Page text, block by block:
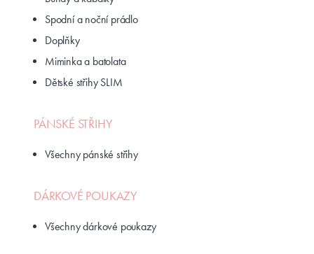
Spodní a noční prádlo
Doplňky
Miminka a batolata
Dětské střihy SLIM
PÁNSKÉ STŘIHY
Všechny pánské střihy
DÁRKOVÉ POUKAZY
Všechny dárkové poukazy